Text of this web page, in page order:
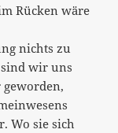
Rücken wäre
nichts zu
wir uns
Wo sie sich